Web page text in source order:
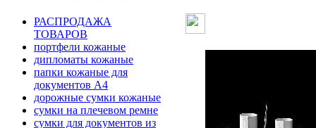
РАСПРОДАЖА
ТОВАРОВ
портфели кожаные
дипломаты кожаные
папки кожаные для
документов А4
дорожные сумки кожаные
сумки на плечевом ремне
сумки для документов из